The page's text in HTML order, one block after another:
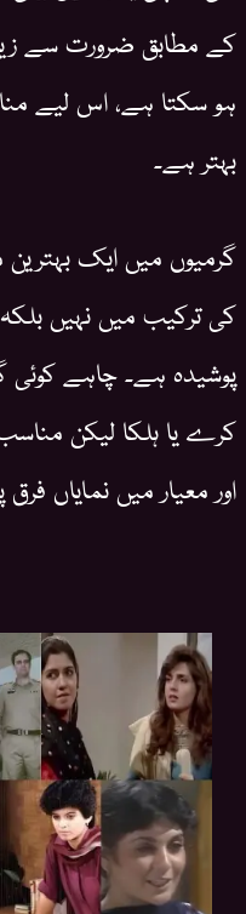
کے مطابق ضرورت سے
ہو سکتا ہے، اس لیے
بہتر ہے۔
گرمیوں میں ایک
کی ترکیب میں نہیں
پوشیدہ ہے۔ چاہے کوئی
کرے یا ہلکا لیکن
اور معیار میں نمایاں